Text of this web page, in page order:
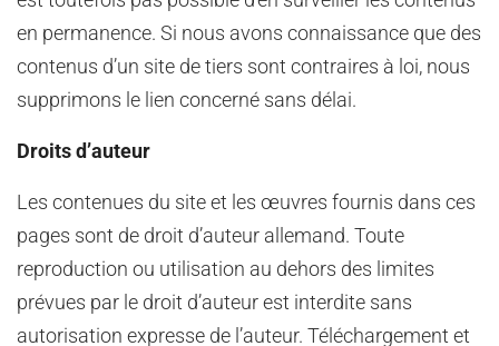
en permanence. Si nous avons connaissance que des
contenus d’un site de tiers sont contraires à loi, nous
supprimons le lien concerné sans délai.
Droits d’auteur
Les contenues du site et les œuvres fournis dans ces
pages sont de droit d’auteur allemand. Toute
reproduction ou utilisation au dehors des limites
prévues par le droit d’auteur est interdite sans
autorisation expresse de l’auteur. Téléchargement et